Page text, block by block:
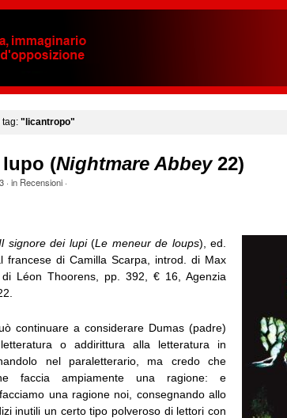
tag: "licantropo"
lupo (Nightmare Abbey22)
· in Recensioni·
signore dei lupi(Le meneur de loups), ed.
francese di Camilla Scarpa, introd. di Max
Léon Thoorens, pp. 392, € 16, Agenzia
continuare a considerare Dumas (padre)
letteratura o addirittura alla letteratura in
nel paraletterario, ma credo che
faccia ampiamente una ragione: e
una ragione noi, consegnando allo
inutili un certo tipo polveroso di lettori con